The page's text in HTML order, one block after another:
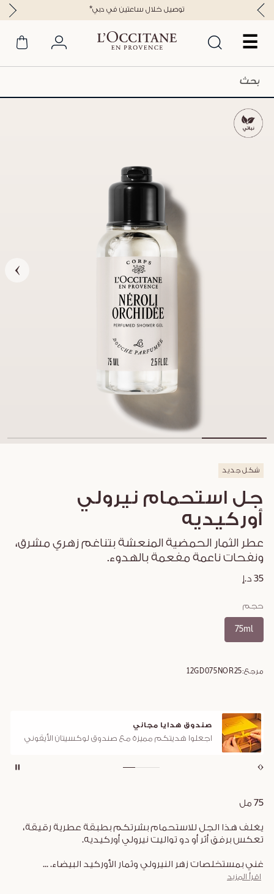
☰
*توصيل خلال ساعتين في دبي
شكل جديد
جل استحمام نيرولي
أوركيديه
عطر الثمار الحمضية المنعشة بتناغم زهري مشرق،
ونفحات ناعمة مفعمة بالهدوء.
35 د.إ
حجم
75ml
مرجع:12GD075NOR25
صندوق هدايا مجاني
اجعلوا هديتكم مميزة مع صندوق لوكسيتان الأيقوني
75 مل
يغلف هذا الجل للاستحمام بشرتكم بطبقة عطرية رقيقة،
تعكس برفق أثر أو دو تواليت نيرولي أوركيديه.
غني بمستخلصات زهر النيرولي وثمار الأوركيد البيضاء....
اقرأ المزيد